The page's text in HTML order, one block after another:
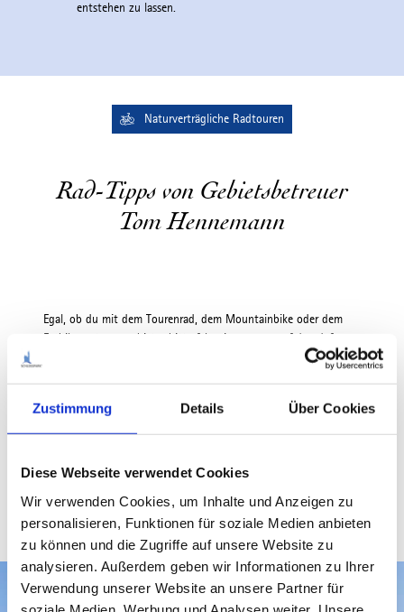
Zustimmung Details Über Cookies
Diese Webseite verwendet Cookies
Wir verwenden Cookies, um Inhalte und Anzeigen zu
personalisieren, Funktionen für soziale Medien anbieten
zu können und die Zugriffe auf unsere Website zu
analysieren. Außerdem geben wir Informationen zu Ihrer
Verwendung unserer Website an unsere Partner für
entstehen zu lassen.
Naturverträgliche Radtouren
Rad-Tipps von Gebietsbetreuer
Tom Hennemann
Egal, ob du mit dem Tourenrad, dem Mountainbike oder dem
geeigneten Wegen. Bitte beachte auch, dass Fußgänger immer
gegenseitigen Respekts – Respekt gegenüber anderen
Naturnutzern und den Grundeigentümern, auf deren Eigentum
Fahrweise und eine freundliche Kommunikation erhöhen die
einen wunderbaren Tag genießen zu können.